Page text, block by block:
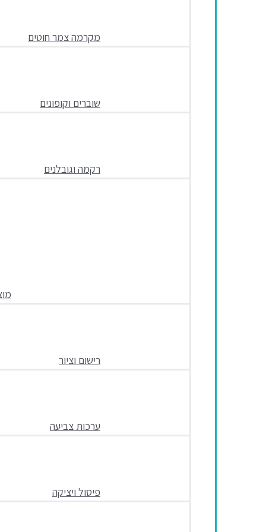
מקרמה צמר חוטים
שוברים וקופונים
רקמה וגובלנים
רישום וציור
ערכות צביעה
פיסול ויציקה